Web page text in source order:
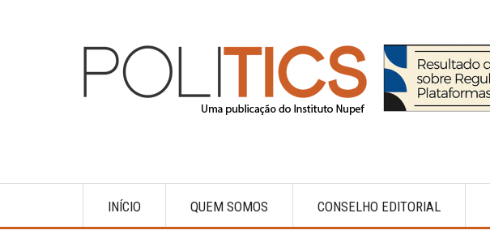
Main
navigation
INÍCIO QUEM SOMOS CONSELHO EDITORIAL